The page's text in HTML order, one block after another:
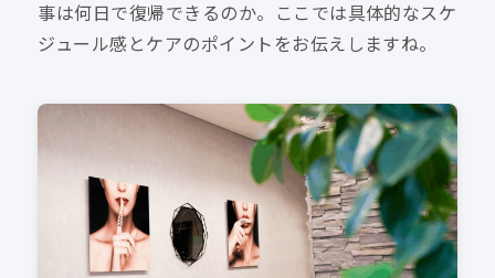
事は何日で復帰できるのか。ここでは具体的なスケ
ジュール感とケアのポイントをお伝えしますね。